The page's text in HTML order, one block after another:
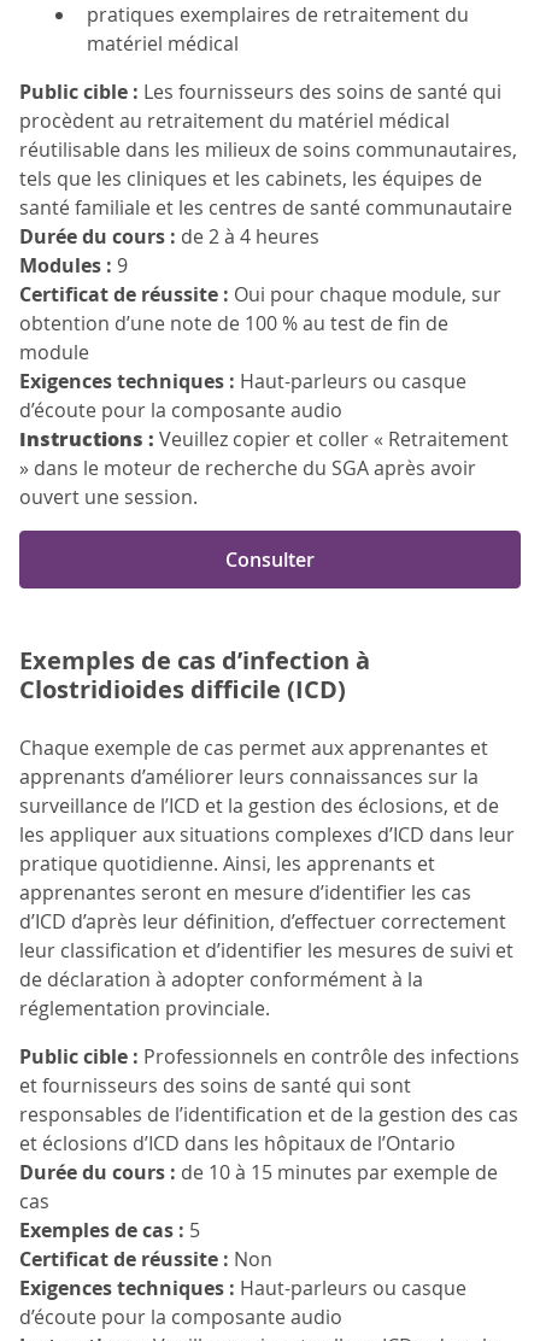
pratiques exemplaires de retraitement du
matériel médical
Public cible : Les fournisseurs des soins de santé qui
procèdent au retraitement du matériel médical
réutilisable dans les milieux de soins communautaires,
tels que les cliniques et les cabinets, les équipes de
santé familiale et les centres de santé communautaire
Durée du cours : de 2 à 4 heures
Modules : 9
Certificat de réussite : Oui pour chaque module, sur
obtention d’une note de 100 % au test de fin de
module
Exigences techniques : Haut-parleurs ou casque
d’écoute pour la composante audio
Instructions : Veuillez copier et coller « Retraitement
» dans le moteur de recherche du SGA après avoir
ouvert une session.
Consulter
Exemples de cas d’infection à
Clostridioides difficile (ICD)
Chaque exemple de cas permet aux apprenantes et
apprenants d’améliorer leurs connaissances sur la
surveillance de l’ICD et la gestion des éclosions, et de
les appliquer aux situations complexes d’ICD dans leur
pratique quotidienne. Ainsi, les apprenants et
apprenantes seront en mesure d’identifier les cas
d’ICD d’après leur définition, d’effectuer correctement
leur classification et d’identifier les mesures de suivi et
de déclaration à adopter conformément à la
réglementation provinciale.
Public cible : Professionnels en contrôle des infections
et fournisseurs des soins de santé qui sont
responsables de l’identification et de la gestion des cas
et éclosions d’ICD dans les hôpitaux de l’Ontario
Durée du cours : de 10 à 15 minutes par exemple de
cas
Exemples de cas : 5
Certificat de réussite : Non
Exigences techniques : Haut-parleurs ou casque
d’écoute pour la composante audio